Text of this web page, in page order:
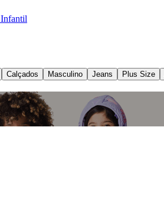
Infantil
Calçados Masculino Jeans Plus Size